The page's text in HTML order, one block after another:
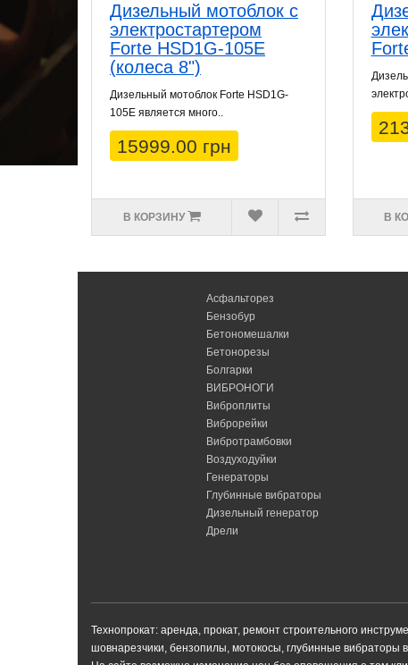
Дизельный мотоблок с
электростартером
Forte HSD1G-105E
(колеса 8")
Дизельный мотоблок Forte HSD1G-
105E является много..
15999.00 грн
В КОРЗИНУ В
Асфальторез
Бензобур
Бетономешалки
Бетонорезы
Болгарки
ВИБРОНОГИ
Виброплиты
Виброрейки
Вибротрамбовки
Воздуходуйки
Генераторы
Глубинные вибраторы
Дизельный генератор
Дрели
Технопрокат: аренда, прокат, ремонт строительного
шовнарезчики, бензопилы, мотокосы, глубинные вибраторы